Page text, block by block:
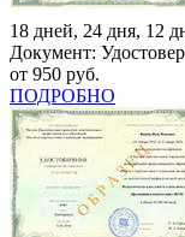
18 дней, 24 дня, 12
Документ:
от 950 руб.
ПОДРОБНО